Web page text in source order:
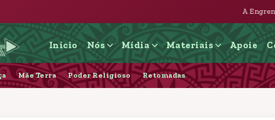
A Engrenagem judicial e
Início Nós Mídia Materiais Apoie
Mãe Terra Poder Religioso Retomadas